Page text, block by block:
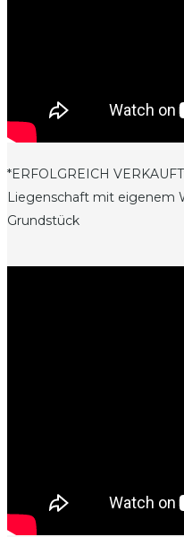
*ERFOLGREICH
Liegenschaft mit eigenem
Grundstück